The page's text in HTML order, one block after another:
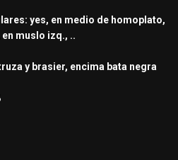
yes, en medio de homoplato,
muslo izq., ..
y brasier, encima bata negra